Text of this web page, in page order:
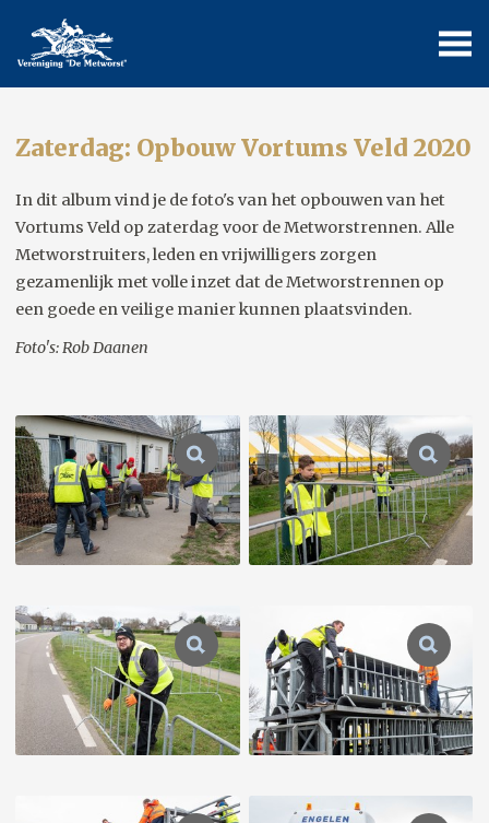
Zaterdag: Opbouw Vortums Veld 2020
In dit album vind je de foto's van het opbouwen van het
Vortums Veld op zaterdag voor de Metworstrennen. Alle
Metworstruiters, leden en vrijwilligers zorgen
gezamenlijk met volle inzet dat de Metworstrennen op
een goede en veilige manier kunnen plaatsvinden.
Foto's: Rob Daanen